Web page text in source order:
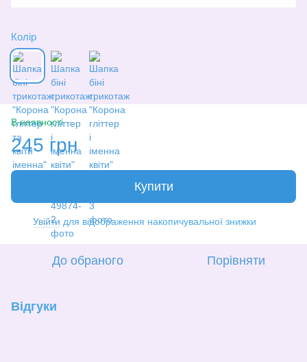
Колір
В наявності
245 грн
Купити
Увійти для відображення накопичувальної знижки
До обраного Порівняти
Відгуки